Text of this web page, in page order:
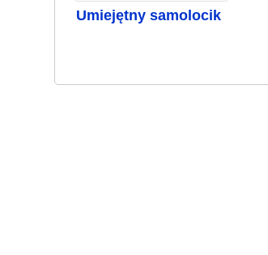
Umiejętny samolocik